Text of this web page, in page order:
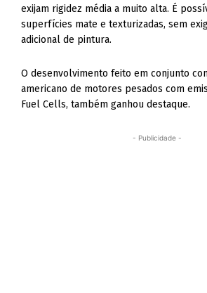
exijam rigidez média a muito alta. É
superfícies mate e texturizadas, sem
adicional de pintura.
O desenvolvimento feito em conjunto
americano de motores pesados ​​com
Fuel Cells, também ganhou destaque.
- Publicidade -